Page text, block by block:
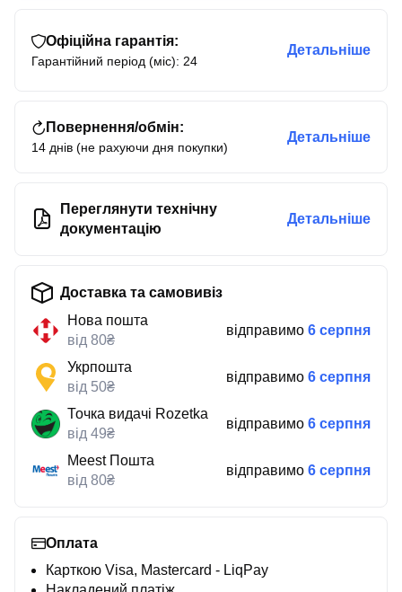
Офіційна гарантія:
Гарантійний період (міс): 24
Детальніше
Повернення/обмін:
14 днів (не рахуючи дня покупки)
Детальніше
Переглянути технічну
документацію
Детальніше
Доставка та самовивіз
Нова пошта
від 80₴
відправимо 6 серпня
Укрпошта
від 50₴
відправимо 6 серпня
Точка видачі Rozetka
від 49₴
відправимо 6 серпня
Meest Пошта
від 80₴
відправимо 6 серпня
Оплата
Карткою Visa, Mastercard - LiqPay